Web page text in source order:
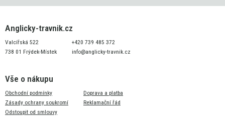
Anglicky-travnik.cz
Valcířská 522
738 01 Frýdek-Místek
+420 739 485 372
info@anglicky-travnik.cz
Vše o nákupu
Obchodní podmínky
Zásady ochrany soukromí
Odstoupit od smlouvy
Doprava a platba
Reklamační řád